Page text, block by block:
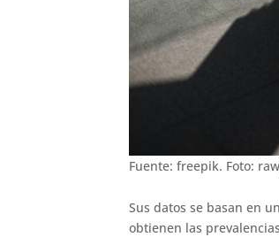
Fuente: freepik. Foto:
Sus datos se basan en
obtienen las